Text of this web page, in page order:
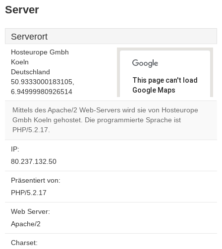
Server
Serverort
Hosteurope Gmbh
Koeln
Deutschland
50.9333000183105,
6.94999980926514
This page can't load
Google Maps
correctly.
Do you
Mittels des Apache/2 Web-Servers wird sie von Hosteurope
Gmbh Koeln gehostet. Die programmierte Sprache ist
PHP/5.2.17.
IP:
80.237.132.50
Präsentiert von:
PHP/5.2.17
Web Server:
Apache/2
Charset: